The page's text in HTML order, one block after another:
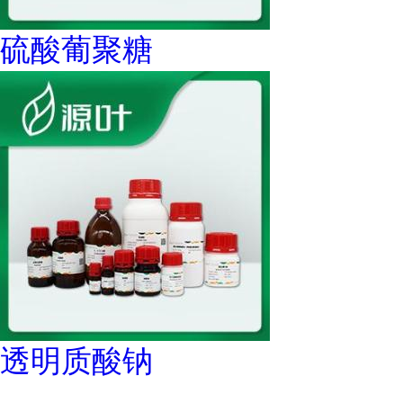
硫酸葡聚糖
透明质酸钠